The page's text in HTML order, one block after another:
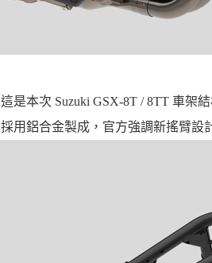
是本次 Suzuki GSX-8T / 8TT 車架
用鋁合金製成，官方強調新搖臂設